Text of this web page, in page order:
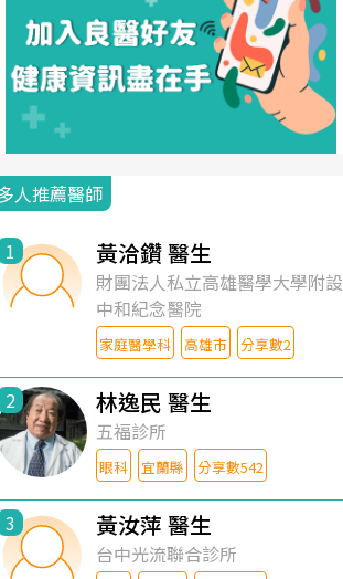
人推薦醫師
1 黃洽鑽 醫生
財團法人私立高雄醫學大學附設
中和紀念醫院
家庭醫學科 高雄市 分享數2
2 林逸民 醫生
五福診所
眼科 宜蘭縣 分享數542
3 黃汝萍 醫生
台中光流聯合診所